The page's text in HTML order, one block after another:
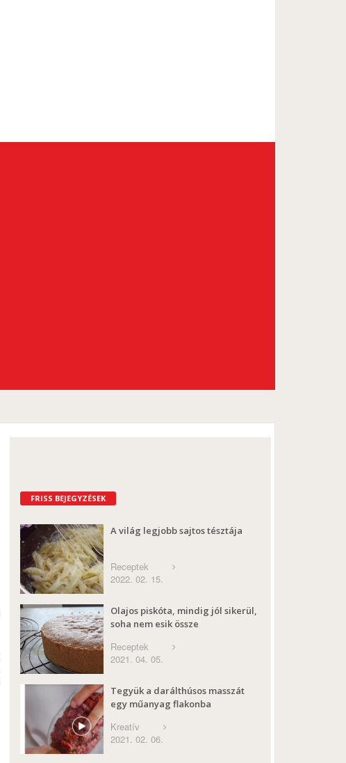
FRISS BEJEGYZÉSEK
A világ legjobb sajtos tésztája
Receptek
2022. 02. 15.
Olajos piskóta, mindig jól sikerül,
soha nem esik össze
Receptek
2021. 04. 05.
Tegyük a darálthúsos masszát
egy műanyag flakonba
Kreatív
2021. 02. 06.